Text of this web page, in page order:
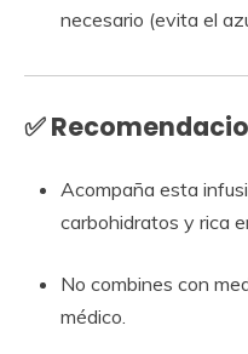
necesario (evita el
✅
Acompaña esta
carbohidratos y rica
No combines con
médico.